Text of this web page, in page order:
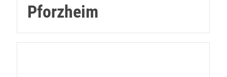
Pforzheim